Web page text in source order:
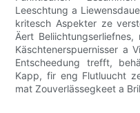
Leeschtung a
kritesch Aspekter ze
Äert
Käschtenerspuernisser a
Entscheedung trefft,
Kapp, fir eng Flutluucht
mat Zouverlässegkeet a